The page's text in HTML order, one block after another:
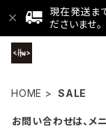
現在発送ま
ださいませ。
HOME SALE
お問い合わせは、